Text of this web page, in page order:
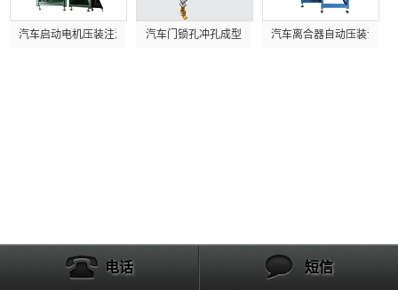
汽车启动电机压装注油脂 汽车门锁孔冲孔成型 汽车离合器自动压装设备
电话 短信